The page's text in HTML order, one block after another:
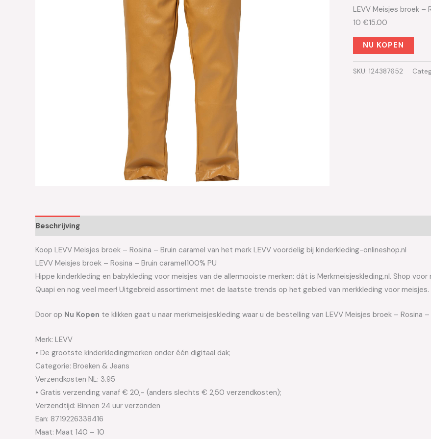
LEVV Meisjes broek –
10 €15.00
NU KOPEN
SKU: 124387652
Beschrijving
Koop LEVV Meisjes broek – Rosina – Bruin caramel van het merk LEVV voordelig bij kinderkleding-onlineshop.nl
LEVV Meisjes broek – Rosina – Bruin caramel100% PU
Hippe kinderkleding en babykleding voor meisjes van de allermooiste merken: dát is Merkmeisjeskleding.nl. Shop voor
Quapi en nog veel meer! Uitgebreid assortiment met de laatste trends op het gebied van merkkleding voor meisjes.
Door op Nu Kopen te klikken gaat u naar merkmeisjeskleding waar u de bestelling van LEVV Meisjes broek – Rosina
Merk: LEVV
• De grootste kinderkledingmerken onder één digitaal dak;
Categorie: Broeken & Jeans
Verzendkosten NL: 3.95
• Gratis verzending vanaf € 20,- (anders slechts € 2,50 verzendkosten);
Verzendtijd: Binnen 24 uur verzonden
Ean: 8719226338416
Maat: Maat 140 – 10